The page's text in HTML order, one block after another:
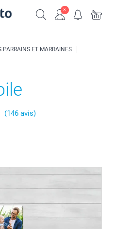
PARRAINS ET MARRAINES
(146 avis)